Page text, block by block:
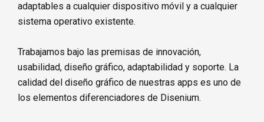
adaptables a cualquier dispositivo móvil y a cualquier
sistema operativo existente.
Trabajamos bajo las premisas de innovación,
usabilidad, diseño gráfico, adaptabilidad y soporte. La
calidad del diseño gráfico de nuestras apps es uno de
los elementos diferenciadores de Disenium.